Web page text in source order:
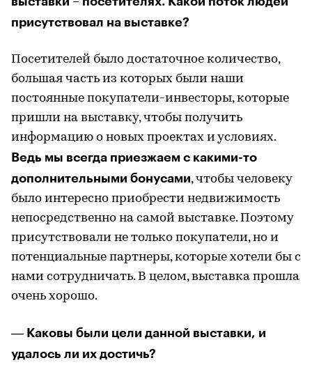
присутствовал на выставке?
Посетителей было достаточное количество,
большая часть из которых были наши
постоянные покупатели-инвесторы, которые
пришли на выставку, чтобы получить
информацию о новых проектах и условиях.
Ведь мы всегда приезжаем с какими-то
дополнительными бонусами, чтобы человеку
было интересно приобрести недвижимость
непосредственно на самой выставке. Поэтому
присутствовали не только покупатели, но и
потенциальные партнеры, которые хотели бы с
нами сотрудничать. В целом, выставка прошла
очень хорошо.
— Каковы были цели данной выставки, и
удалось ли их достичь?